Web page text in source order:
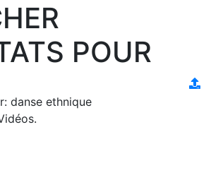
POUR
danse ethnique